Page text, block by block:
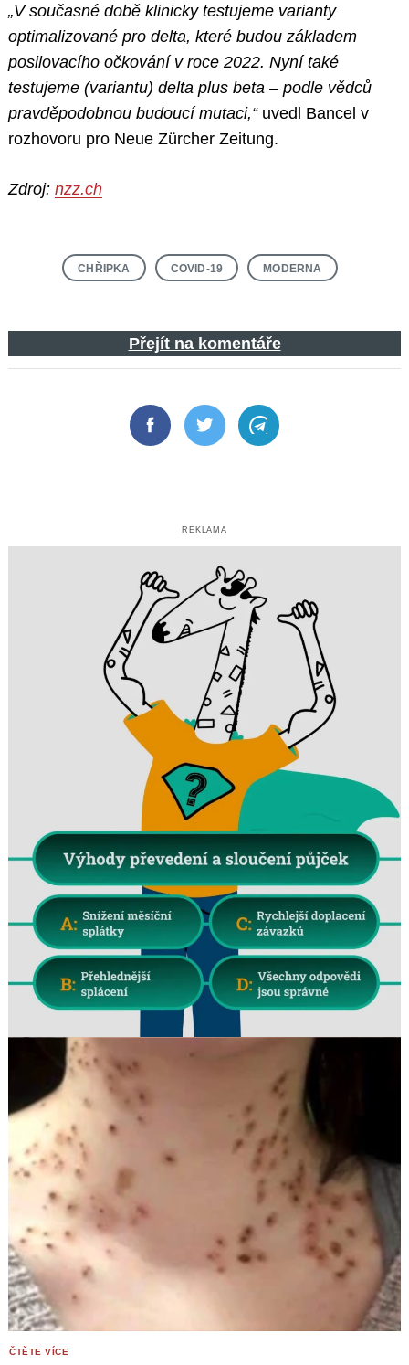
„V současné době klinicky testujeme varianty
optimalizované pro delta, které budou základem
posilovacího očkování v roce 2022. Nyní také
testujeme (variantu) delta plus beta – podle vědců
pravděpodobnou budoucí mutaci,“uvedl Bancel v
rozhovoru pro Neue Zürcher Zeitung.
Zdroj: nzz.ch
CHŘIPKA COVID-19 MODERNA
Přejít na komentáře
FacebookTwitter Telegram
REKLAMA